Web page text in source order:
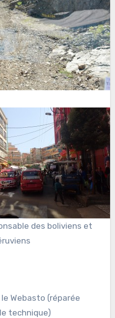
des boliviens et
Webasto (réparée
technique)